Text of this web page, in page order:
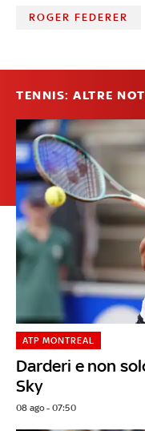
ROGER FEDERER
TENNIS: ALTRE
Darderi e non
Sky
ATP MONTREAL
08 ago - 07:50